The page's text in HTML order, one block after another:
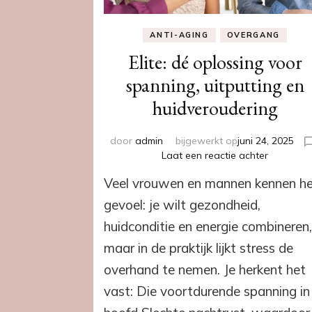
ANTI-AGING OVERGANG
Elite: dé oplossing voor
spanning, uitputting en
huidveroudering
dooradmin bijgewerkt opjuni 24, 2025
Laat een reactie achterop
dé
spanning,
uitputting
en
Veel vrouwen en mannen kennen
gevoel: je wilt gezondheid,
huidconditie en energie combineren,
maar in de praktijk lijkt stress de
overhand te nemen. Je herkent het
vast: Die voortdurende spanning